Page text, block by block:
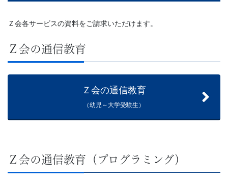
サ
イ
ト】
ら
ぶ
Ｚ会各サービスの資料をご請求いただけます。
Ｚ会の通信教育
Ｚ会の通信教育
（幼児～大学受験生）
Ｚ会の通信教育（プログラミング）